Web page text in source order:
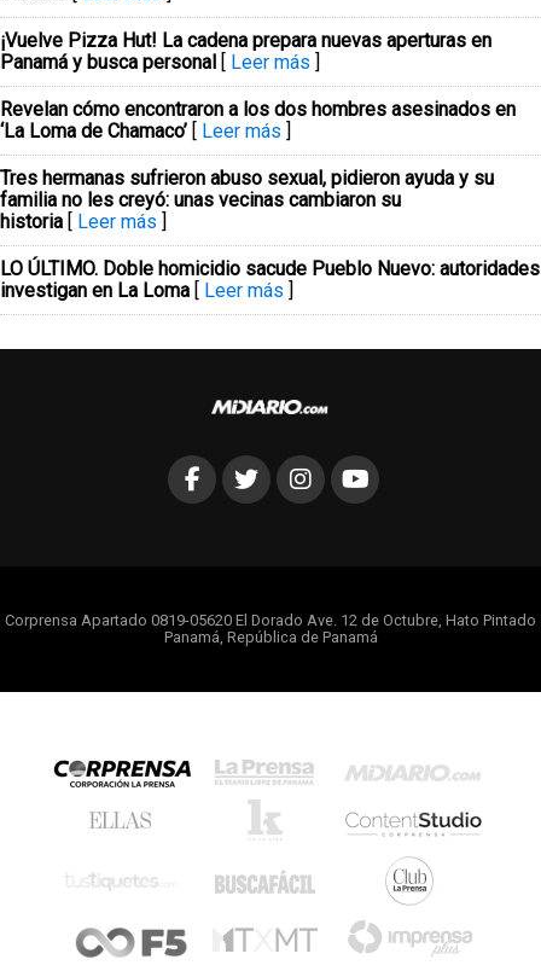
¡Vuelve Pizza Hut! La cadena prepara nuevas aperturas en
Panamá y busca personal [ Leer más ]
Revelan cómo encontraron a los dos hombres asesinados en
‘La Loma de Chamaco’ [ Leer más ]
Tres hermanas sufrieron abuso sexual, pidieron ayuda y su
familia no les creyó: unas vecinas cambiaron su
historia [ Leer más ]
LO ÚLTIMO. Doble homicidio sacude Pueblo Nuevo: autoridades
investigan en La Loma [ Leer más ]
Corprensa Apartado 0819-05620 El Dorado Ave. 12 de Octubre, Hato Pintado
Panamá, República de Panamá